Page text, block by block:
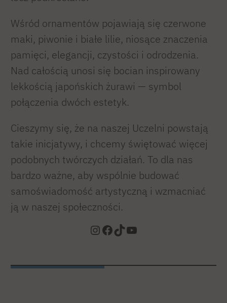
Wśród ornamentów pojawiają się czerwone
maki, piwonie i białe lilie, niosące znaczenia
pamięci, elegancji, czystości i odrodzenia.
Nad całością unosi się bocian inspirowany
lekkością japońskich żurawi — symbol
połączenia dwóch estetyk.
Cieszymy się, że na naszej Uczelni powstają
takie inicjatywy, i chcemy świętować więcej
podobnych twórczych działań. To dla nas
bardzo ważne, aby wspólnie budować
samoświadomość artystyczną i wzmacniać
ją w naszej społeczności.
InstagramFacebook TikTok YouTube